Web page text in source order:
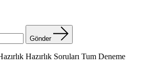
Gönder
Hazırlık Soruları Tum Deneme